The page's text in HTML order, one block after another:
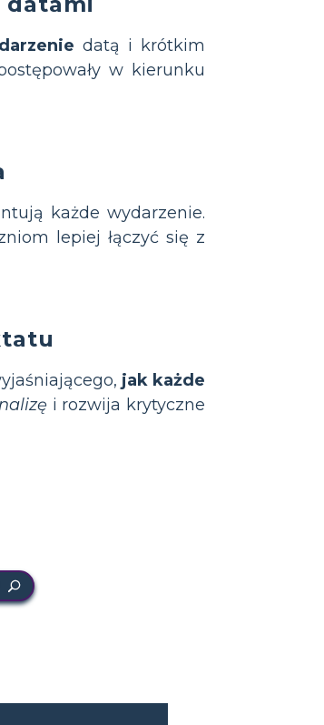
datą i krótkim
w kierunku
każde wydarzenie.
lepiej łączyć się z
jak każde
i rozwija krytyczne